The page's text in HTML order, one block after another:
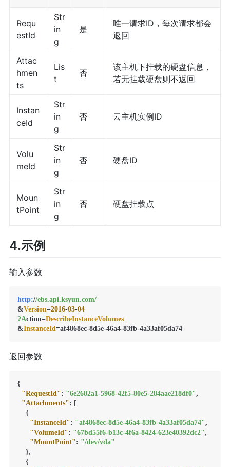
Requ
estId
Str
in
g
是
唯一请求ID，每次请求都会
返回
Attac
hmen
ts
Lis
t
否
该主机下挂载的硬盘信息，
若无挂载硬盘则不返回
Instan
ceId
Str
in
g
否 云主机实例ID
Volu
meId
Str
in
g
否 硬盘ID
Moun
tPoint
Str
in
g
否 硬盘挂载点
4.示例
输入参数
http://ebs.api.ksyun.com/
&Version=2016-03-04
?Action=DescribeInstanceVolumes
&InstanceId =af4868ec-8d5e-46a4-83fb-4a33af05da74
返回参数
{
"RequestId": "6e2682a1-5968-42f5-80e5-284aae218df0",
"Attachments": [
{
"InstanceId": "af4868ec-8d5e-46a4-83fb-4a33af05da74",
"VolumeId": "67bd55f6-b13c-4f6a-8424-623e40392dc2",
"MountPoint": "/dev/vda"
},
{